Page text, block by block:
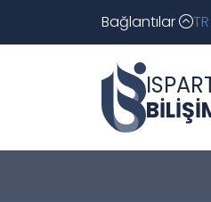
Bağlantılar TR